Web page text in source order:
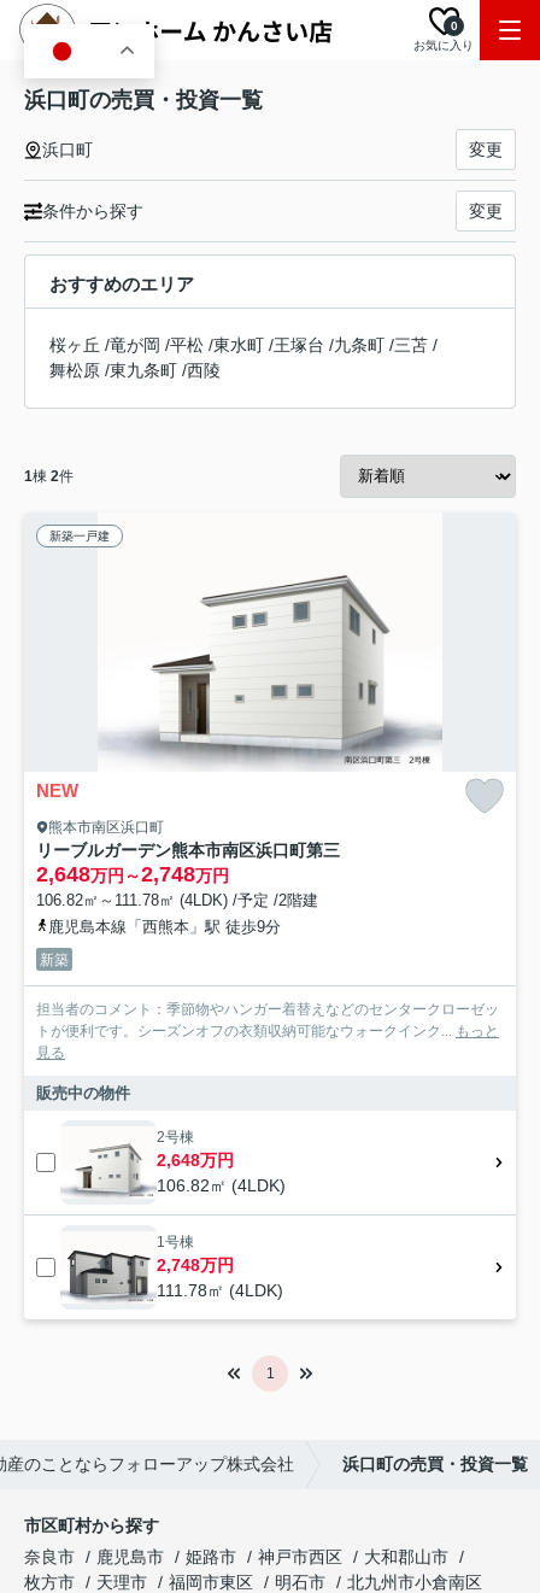
お気に入り
0
浜口町の売買・投資一覧
浜口町 変更
条件から探す 変更
おすすめのエリア
桜ヶ丘 /竜が岡 /平松 /東水町 /王塚台 /九条町 /三苫 /
舞松原 /東九条町 /西陵
1棟 2件
新築一戸建
NEW
熊本市南区浜口町
リーブルガーデン熊本市南区浜口町第三
2,648万円～2,748万円
106.82㎡～111.78㎡ (4LDK) /予定 /2階建
鹿児島本線「西熊本」駅 徒歩9分
新築
担当者のコメント：季節物やハンガー着替えなどのセンタークローゼッ
トが便利です。シーズンオフの衣類収納可能なウォークインク... もっと
見る
販売中の物件
2号棟
2,648万円
106.82㎡ (4LDK)
1号棟
2,748万円
111.78㎡ (4LDK)
1
産のことならフォローアップ株式会社 浜口町の売買・投資一覧
市区町村から探す
奈良市
鹿児島市 姫路市 神戸市西区
大和郡山市
枚方市
天理市 福岡市東区 明石市
北九州市小倉南区